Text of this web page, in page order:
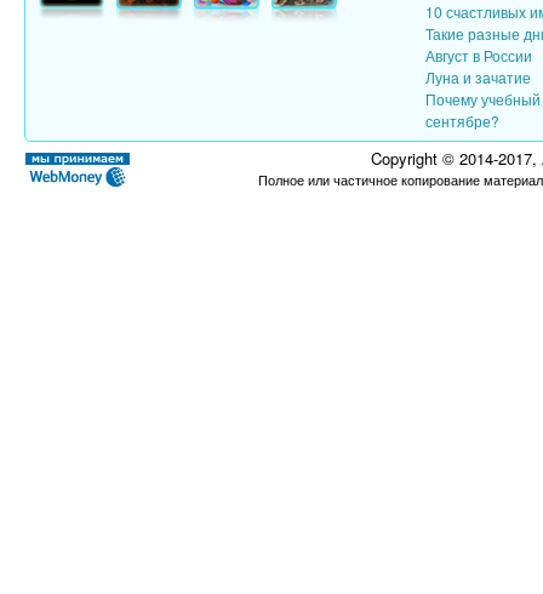
10 счастливых
Такие разные
Август в России
Луна и зачатие
Почему учебный
сентябре?
Copyright © 2014-
Полное или частичное копирование